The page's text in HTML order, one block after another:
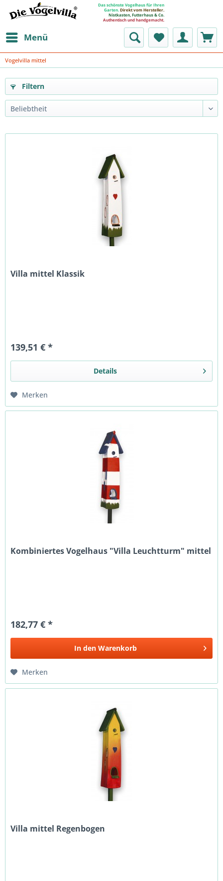
Das schönste Vogelhaus für Ihren
Garten. Direkt vom Hersteller.
Nistkasten, Futterhaus & Co.
Authentisch und handgemacht.
Menü
Vogelvilla mittel
Filtern
Villa mittel Klassik
139,51 € *
Details
Merken
Kombiniertes Vogelhaus "Villa Leuchtturm" mittel
182,77 € *
In den Warenkorb
Merken
Villa mittel Regenbogen